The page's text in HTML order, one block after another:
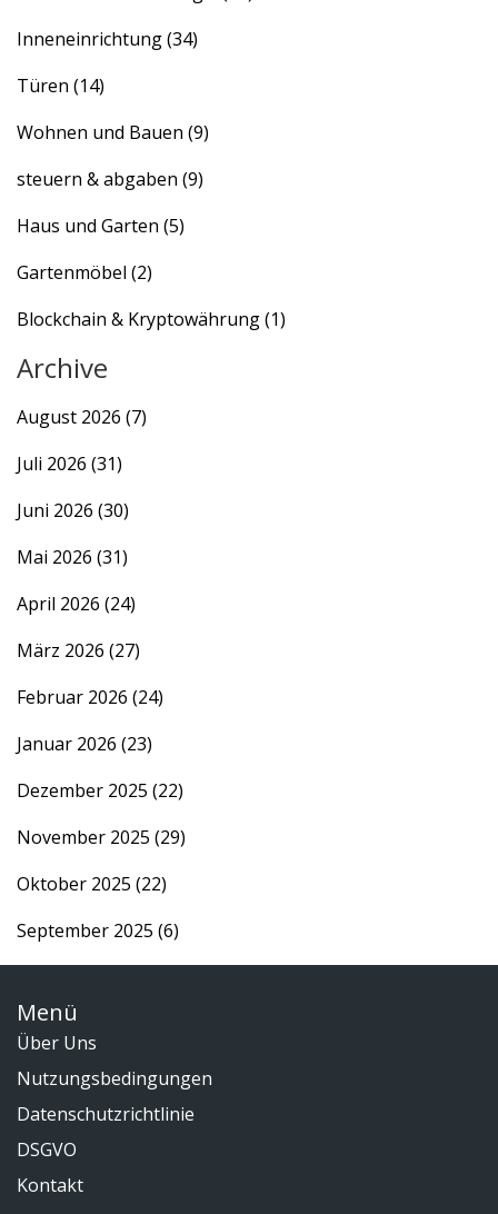
Inneneinrichtung(34)
Türen (14)
Wohnen und Bauen (9)
steuern & abgaben (9)
Haus und Garten (5)
Gartenmöbel (2)
Blockchain & Kryptowährung(1)
Archive
August 2026 (7)
Juli 2026 (31)
Juni 2026 (30)
Mai 2026 (31)
April 2026 (24)
März 2026 (27)
Februar 2026 (24)
Januar 2026 (23)
Dezember 2025 (22)
November 2025 (29)
Oktober 2025 (22)
September 2025 (6)
Menü
Über Uns
Nutzungsbedingungen
Datenschutzrichtlinie
DSGVO
Kontakt